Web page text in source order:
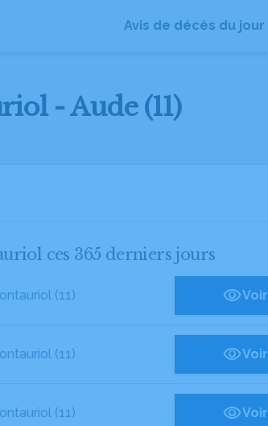
Avis de décès du jour
- Aude (11)
ces 365 derniers jours
(11) Voir
(11) Voir
(11) Voir